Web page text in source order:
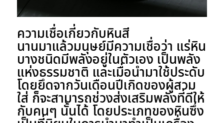
ความเชื่อเกี่ยวกับหินสี
นานมาแล้วมนุษย์มีความเชื่อว่า แร่หิน
บางชนิดมีพลังอยู่ในตัวเอง เป็นพลัง
แห่งธรรมชาติ และเมื่อนำมาใช้ประดับ
โดยยึดจากวันเดือนปีเกิดของผู้สวม
ใส่ ก็จะสามารถช่วงส่งเสริมพลังที่ดีให้
กับคนๆ นั้นได้ โดยประเภทของหินซึ่ง